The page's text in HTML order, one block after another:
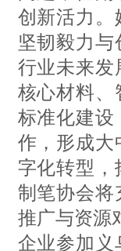
创新活力。
坚韧毅力
行业未来发
核心材料、
标准化建设
作，形成大
字化转型，
制笔协会将
推广与资源
企业参加义